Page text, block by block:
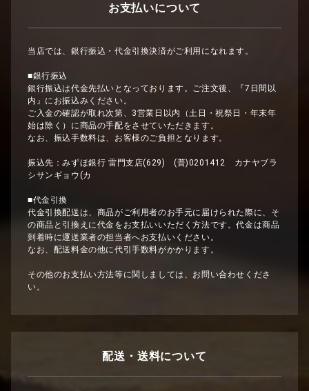
お支払いについて
当店では、銀行振込・代金引換決済がご利用になれます。
■銀行振込
銀行振込は代金先払いとなっております。ご注文後、『7日間以
内』にお振込みください。
ご入金の確認が取れ次第、3営業日以内（土日・祝祭日・年末年
始は除く）に商品の手配をさせていただきます。
なお、振込手数料は、お客様のご負担となります。
振込先：みずほ銀行 雷門支店(629) (普)0201412 カナヤブラ
シサンギョウ(カ
■代金引換
代金引換配送は、商品がご利用者のお手元に届けられた際に、そ
の商品と引換えに代金をお支払いいただく方法です。代金は商品
到着時に運送業者の担当者へお支払いください。
なお、配送料金の他に代引手数料がかかります。
その他のお支払い方法等に関しましては、お問い合わせくださ
い。
配送・送料について